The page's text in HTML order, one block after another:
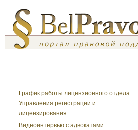
График работы лицензионного отдела
Управления регистрации и
лицензирования
Видеоинтервью с адвокатами